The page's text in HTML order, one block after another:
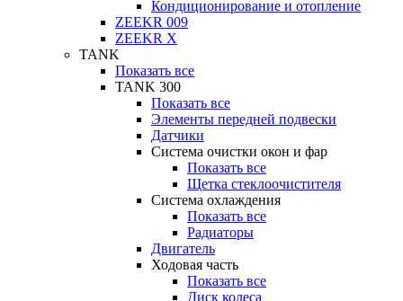
Кондиционирование и отопление
ZEEKR 009
ZEEKR X
TANK
Показать все
TANK 300
Показать все
Элементы передней подвески
Датчики
Система очистки окон и фар
Показать все
Щетка стеклоочистителя
Система охлаждения
Показать все
Радиаторы
Двигатель
Ходовая часть
Показать все
Диск колеса